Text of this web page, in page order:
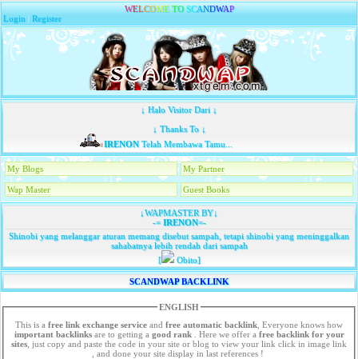
WELCOME TO SCANDWAP
Login |Register
↓ Halo Visitor Dari ↓
↓ Thanks To ↓
IRENONTelah Membawa Tamu...
My Blogs My Partner
Wap Master Guest Books
↓WAPMASTER BY↓
-=IRENON=-
Shinobi yang melanggar aturan memang disebut sampah, tetapi shinobi yang meninggalkan
sahabatnya lebih rendah dari sampah
[
Obito]
SCANDWAP BACKLINK
ENGLISH
This is a free link exchange service and free automatic backlink , Everyone knows how
important backlinksare to getting a good rank. Here we offer a free backlink for your
sites , just copy and paste the code in your site or blog to view your link click in image link
, and done your site display in last references !